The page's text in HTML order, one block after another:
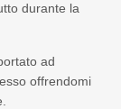
durante la
ad
offrendomi